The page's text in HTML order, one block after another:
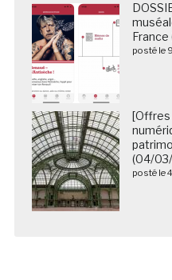
posté le
[Offres
(04/
posté le